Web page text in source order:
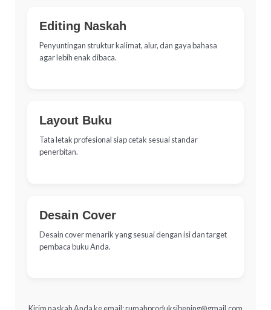
Editing Naskah
Penyuntingan struktur kalimat, alur, dan gaya bahasa
agar lebih enak dibaca.
Layout Buku
Tata letak profesional siap cetak sesuai standar
penerbitan.
Desain Cover
Desain cover menarik yang sesuai dengan isi dan target
pembaca buku Anda.